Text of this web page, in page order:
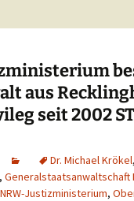
aus
seit 2002
Dr. Michael Krökel,
, Generalstaatsanwaltschaft
NRW-Justizministerium,